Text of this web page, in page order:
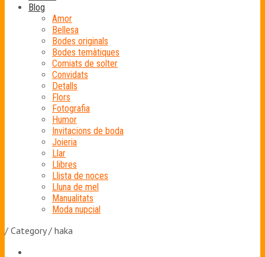
Blog
Amor
Bellesa
Bodes originals
Bodes temàtiques
Comiats de solter
Convidats
Detalls
Flors
Fotografia
Humor
Invitacions de boda
Joieria
Llar
Llibres
Llista de noces
Lluna de mel
Manualitats
Moda nupcial
/ Category / haka